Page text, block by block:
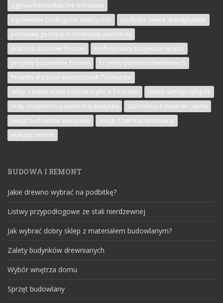
ogniwa fotowoltaiczne warszawa
ogrzewanie podłogowe elektryczne
podbitka świerk skandynawski
podstawy geodezji inżynieryjnej standardy
pokrycia dachowe Poznań
Profesjonalny projektant wnętrz
projekty budowlane Poznań
Projekty domów szkieletowych
Projekty instalacji elektrycznych Trójmiasto
sklep z materiałami budowlanymi w Poznaniu
taśmy samoprzylepne
testy szczelności powietrznej budynku
uszczelniacz dekarski Lakma
usługi budowlane warszawa
usługi z zakresu termowizji
wykopy ziemne
BUDOWA I REMONT
Jakie drewno wybrać na podbitkę?
Listwy przypodłogowe ze stali nierdzewnej
Jak wybrać dobry sklep z materiałem budowlanym?
Zalety budynków drewnianych
Wybór wnętrza domu
Sprzęt budowlany